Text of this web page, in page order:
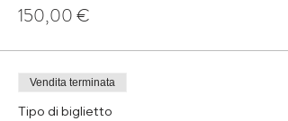
150,00 €
Vendita terminata
Tipo di biglietto